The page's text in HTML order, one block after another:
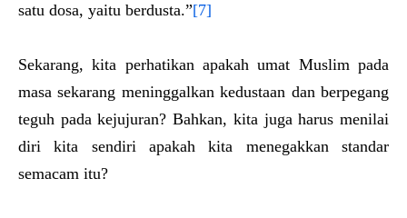
satu dosa, yaitu berdusta.”[7]
Sekarang, kita perhatikan apakah umat Muslim pada
masa sekarang meninggalkan kedustaan dan berpegang
teguh pada kejujuran? Bahkan, kita juga harus menilai
diri kita sendiri apakah kita menegakkan standar
semacam itu?